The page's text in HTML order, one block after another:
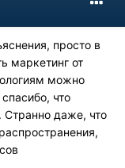
просто в
маркетинг от
можно
что
Странно даже, что